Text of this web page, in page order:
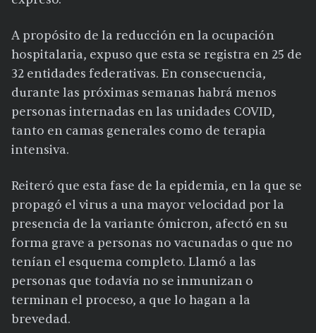
A propósito de la reducción en la ocupación
hospitalaria, expuso que esta se registra en 25 de
32 entidades federativas. En consecuencia,
durante las próximas semanas habrá menos
personas internadas en las unidades COVID,
tanto en camas generales como de terapia
intensiva.
Reiteró que esta fase de la epidemia, en la que se
propagó el virus a una mayor velocidad por la
presencia de la variante ómicron, afectó en su
forma grave a personas no vacunadas o que no
tenían el esquema completo. Llamó a las
personas que todavía no se inmunizan o
terminan el proceso, a que lo hagan a la
brevedad.